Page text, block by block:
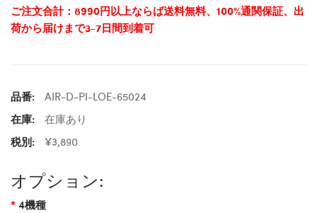
ご注文合計：8990円以上ならば送料無料、100%通関保証、出
荷から届けまで3-7日間到着可
品番:
AIR-D-PI-LOE-65024
在庫:
在庫あり
税別:
¥3,890
オプション:
4機種